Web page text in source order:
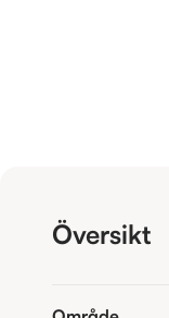
Översikt